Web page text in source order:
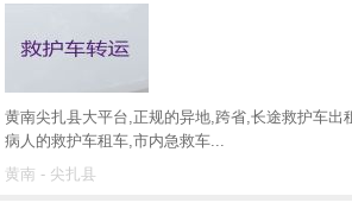
黄南尖扎县大平台,正规的异地,跨省,长途救护车出
病人的救护车租车,市内急救车...
黄南 - 尖扎县